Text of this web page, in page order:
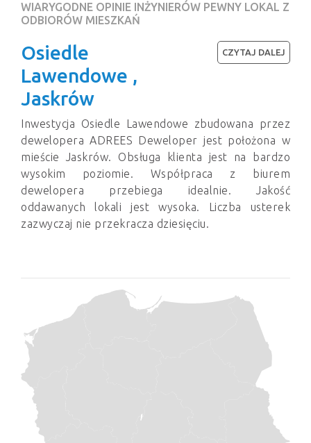
WIARYGODNE OPINIE INŻYNIERÓW PEWNY LOKAL Z
ODBIORÓW MIESZKAŃ
Osiedle
Lawendowe ,
Jaskrów
Inwestycja Osiedle Lawendowe zbudowana przez
dewelopera ADREES Deweloper jest położona w
mieście Jaskrów. Obsługa klienta jest na bardzo
wysokim poziomie. Współpraca z biurem
dewelopera przebiega idealnie. Jakość
oddawanych lokali jest wysoka. Liczba usterek
zazwyczaj nie przekracza dziesięciu.
CZYTAJ DALEJ